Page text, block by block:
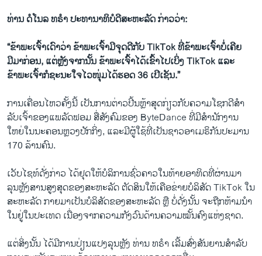
ທ່ານ ດໍໂນລ ທຣໍາ ປະທານາທິບໍດີສະຫະລັດ ກ່າວວ່າ:
“ຂ້າພະເຈົ້າເດົາວ່າ ຂ້າພະເຈົ້າມີຈຸດດີກັບ TikTok ທີ່ຂ້າພະເຈົ້າບໍ່ເຄີຍ
ມີມາກ່ອນ, ແຕ່ຫຼັງຈາກນັ້ນ ຂ້າພະເຈົ້າໄດ້ເຂົ້າໄປເບິ່ງ TikTok ແລະ
ຂ້າພະເຈົ້າກໍຊະນະໃຈໄວໜຸ່ມໄດ້ຮອດ 36 ເປີເຊັນ.”
ການເຄື່ອນໄຫວຄັ້ງນີ້ ເປັນການຕ່າວປີ້ນຫຼ້າສຸດກ່ຽວກັບຄວາມໂຊກດີສໍາ
ລັບເຈົ້າຂອງແພລັດຟອມ ສື່ສັງຄົມຂອງ ByteDance ທີ່ມີສໍານັກງານ
ໃຫຍ່ໃນນະຄອນຫຼວງປັກກິ່ງ, ແລະມີຜູ້ໃຊ້ທີ່ເປັນຊາວອາເມຣິກັນປະມານ
170 ລ້ານຄົນ.
ເວັບໄຊທ໌ດັ່ງກ່າວ ໄດ້ຢຸດໃຫ້ບໍລິການຊົ່ວຄາວໃນທ້າຍອາທິດທີ່ຜ່ານມາ
ລຸນຫຼັງສານສູງສຸດຂອງສະຫະລັດ ຕັດສິນໃຫ້ເຄືອຂ່າຍບໍລິສັດ TikTok ໃນ
ສະຫະລັດ ກາຍມາເປັນບໍລິສັດຂອງສະຫະລັດ ຫຼື ບໍ່ດັ່ງນັ້ນ ຈະຖືກຫ້າມນໍາ
ໃນຢູ່ໃນປະເທດ ເນື່ອງຈາກຄວາມກັງວົນດ້ານຄວາມໝັ້ນຄົງແຫ່ງຊາດ.
ແຕ່​ສິ່ງ​ນັ້ນ​ ໄດ້ມີການ​ປ່ຽນ​ແປງລຸນ​ຫຼັງ​ ​ທ່ານ ທຣໍາ ເລີ້ມ​ສົ່ງ​ສັນຍານສໍາລັບ​